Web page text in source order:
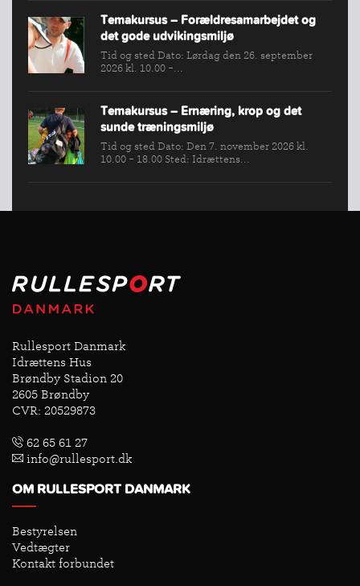
Temakursus – Forældresamarbejdet og
det gode udvikingsmiljø
Tid og sted Dato: Lørdag den 26. september
2026 kl. 10.00 -...
Temakursus – Ernæring, krop og det
sunde træningsmiljø
Tid og sted Dato: Den 7. november 2026 kl.
10.00 - 18.00 Sted: Idrættens...
Rullesport Danmark
Idrættens Hus
Brøndby Stadion 20
2605 Brøndby
CVR: 20529873
62 65 61 27
info@rullesport.dk
OM RULLESPORT DANMARK
Bestyrelsen
Vedtægter
Kontakt forbundet